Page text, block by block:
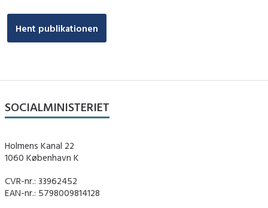
Hent publikationen
SOCIALMINISTERIET
Holmens Kanal 22
1060 København K
CVR-nr.: 33962452
EAN-nr.: 5798009814128